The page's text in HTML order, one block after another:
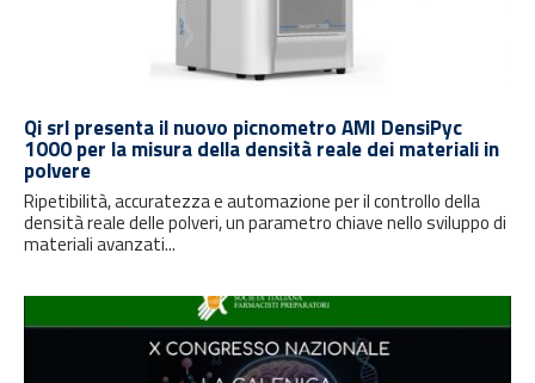
Qi srl presenta il nuovo picnometro AMI DensiPyc
1000 per la misura della densità reale dei materiali in
polvere
Ripetibilità, accuratezza e automazione per il controllo della
densità reale delle polveri, un parametro chiave nello sviluppo di
materiali avanzati...